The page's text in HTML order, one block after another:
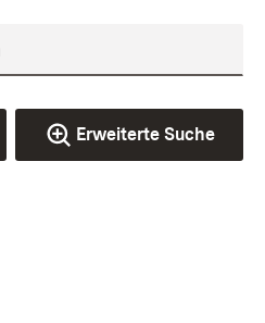
Erweiterte Suche